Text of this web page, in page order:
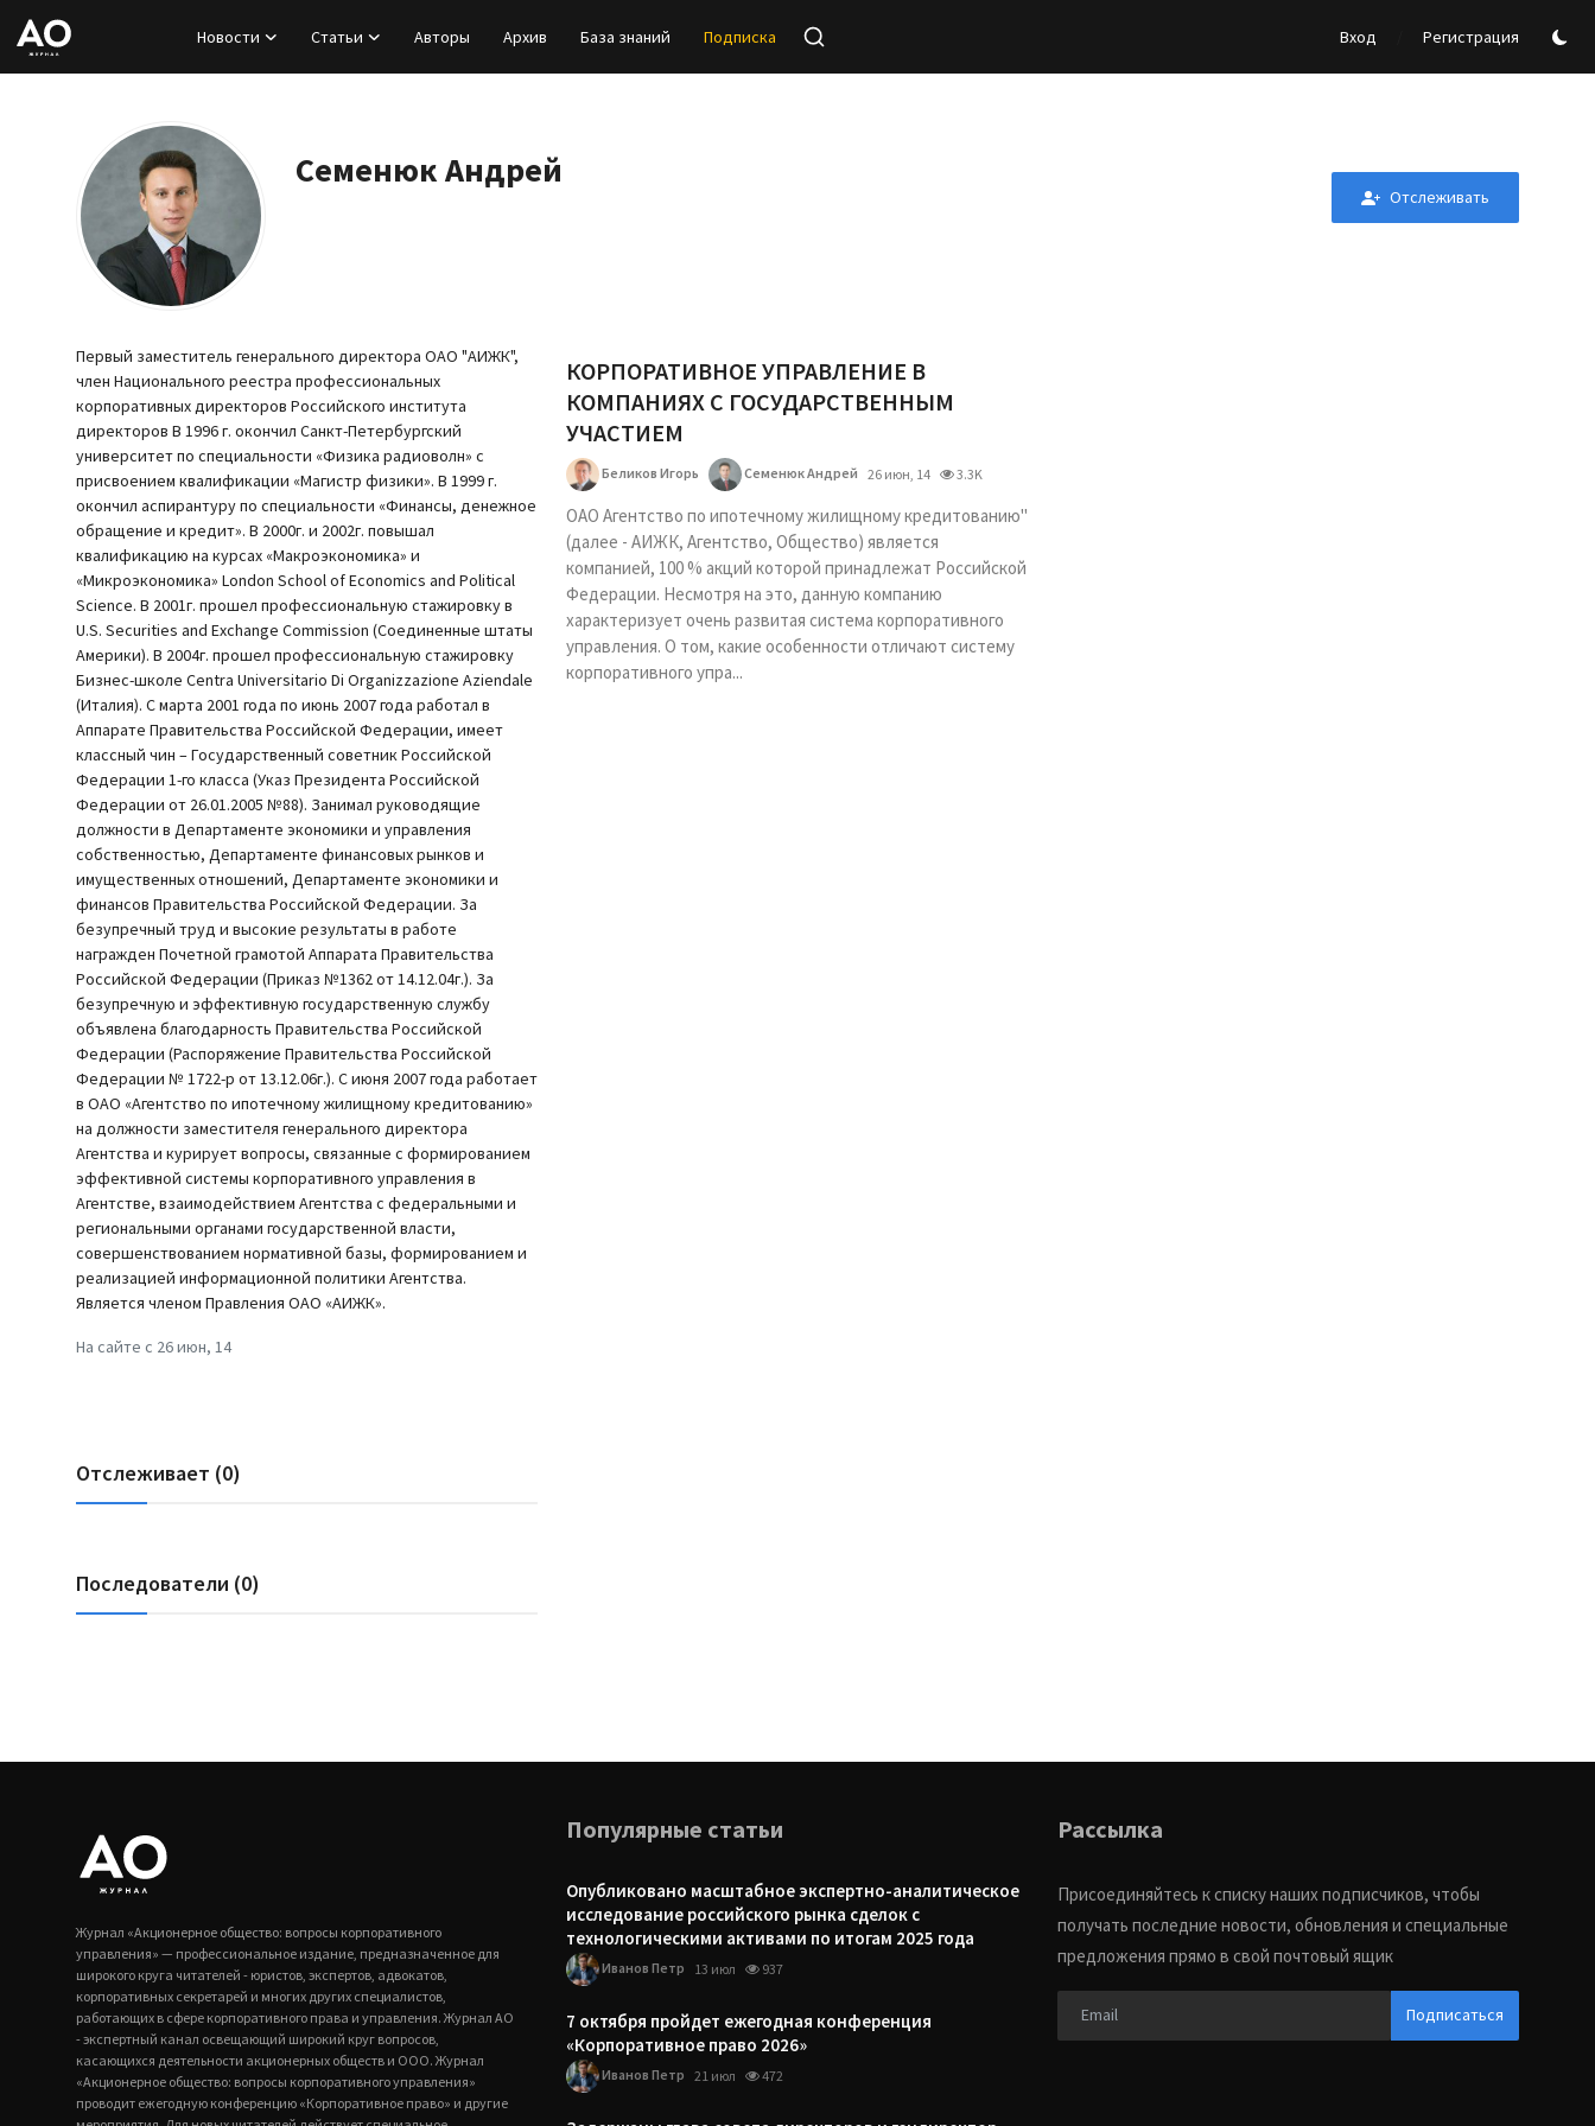
Новости Статьи Авторы Архив База знаний Подписка Вход Регистрация
Регистрация
Новости
База знаний
Подписка
Семенюк Андрей
Отслеживать
Первый заместитель генерального директора ОАО "АИЖК",
член Национального реестра профессиональных
корпоративных директоров Российского института
директоров В 1996 г. окончил Санкт-Петербургский
университет по специальности «Физика радиоволн» с
присвоением квалификации «Магистр физики». В 1999 г.
окончил аспирантуру по специальности «Финансы, денежное
обращение и кредит». В 2000г. и 2002г. повышал
квалификацию на курсах «Макроэкономика» и
«Микроэкономика» London School of Economics and Political
Science. В 2001г. прошел профессиональную стажировку в
U.S. Securities and Exchange Commission (Соединенные штаты
Америки). В 2004г. прошел профессиональную стажировку
Бизнес-школе Centra Universitario Di Organizzazione Aziendale
(Италия). С марта 2001 года по июнь 2007 года работал в
Аппарате Правительства Российской Федерации, имеет
классный чин – Государственный советник Российской
Федерации 1-го класса (Указ Президента Российской
Федерации от 26.01.2005 №88). Занимал руководящие
должности в Департаменте экономики и управления
собственностью, Департаменте финансовых рынков и
имущественных отношений, Департаменте экономики и
финансов Правительства Российской Федерации. За
безупречный труд и высокие результаты в работе
награжден Почетной грамотой Аппарата Правительства
Российской Федерации (Приказ №1362 от 14.12.04г.). За
безупречную и эффективную государственную службу
объявлена благодарность Правительства Российской
Федерации (Распоряжение Правительства Российской
Федерации № 1722-р от 13.12.06г.). C июня 2007 года работает
в ОАО «Агентство по ипотечному жилищному кредитованию»
на должности заместителя генерального директора
Агентства и курирует вопросы, связанные с формированием
эффективной системы корпоративного управления в
Агентстве, взаимодействием Агентства с федеральными и
региональными органами государственной власти,
совершенствованием нормативной базы, формированием и
реализацией информационной политики Агентства.
Является членом Правления ОАО «АИЖК».
На сайте с 26 июн, 14
Отслеживает (0)
Последователи (0)
КОРПОРАТИВНОЕ УПРАВЛЕНИЕ В
КОМПАНИЯХ С ГОСУДАРСТВЕННЫМ
УЧАСТИЕМ
Беликов Игорь Семенюк Андрей 26 июн, 14 3.3K
ОАО Агентство по ипотечному жилищному кредитованию"
(далее - АИЖК, Агентство, Общество) является
компанией, 100 % акций которой принадлежат Российской
Федерации. Несмотря на это, данную компанию
характеризует очень развитая система корпоративного
управления. О том, какие особенности отличают систему
корпоративного упра...
Журнал «Акционерное общество: вопросы корпоративного
управления» — профессиональное издание, предназначенное для
широкого круга читателей - юристов, экспертов, адвокатов,
корпоративных секретарей и многих других специалистов,
работающих в сфере корпоративного права и управления. Журнал АО
- экспертный канал освещающий широкий круг вопросов,
касающихся деятельности акционерных обществ и ООО. Журнал
«Акционерное общество: вопросы корпоративного управления»
проводит ежегодную конференцию «Корпоративное право» и другие
Популярные статьи
Опубликовано масштабное экспертно-аналитическое
исследование российского рынка сделок с
технологическими активами по итогам 2025 года
Иванов Петр 13 июл 937
7 октября пройдет ежегодная конференция
«Корпоративное право 2026»
Иванов Петр 21 июл 472
Рассылка
Присоединяйтесь к списку наших подписчиков, чтобы
получать последние новости, обновления и специальные
предложения прямо в свой почтовый ящик
Подписаться